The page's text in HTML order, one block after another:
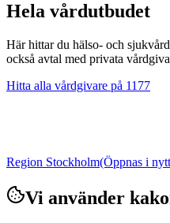
Hela vårdutbudet
Här hittar du hälso- och
också avtal med privata
Hitta alla vårdgivare på 1177
Region Stockholm(Öppnas i
Vi använder